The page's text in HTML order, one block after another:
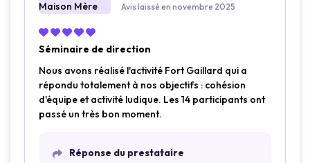
Avis laissé en novembre 2025
Séminaire de direction
Nous avons réalisé l'activité Fort Gaillard qui a
répondu totalement à nos objectifs : cohésion
d'équipe et activité ludique. Les 14 participants ont
passé un très bon moment.
Réponse du prestataire